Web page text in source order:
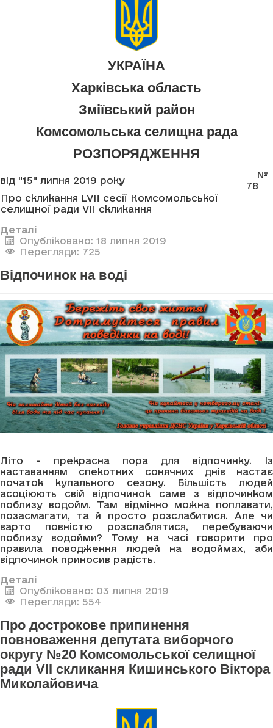
УКРАЇНА
Харківська область
Зміївський район
Комсомольська селищна рада
РОЗПОРЯДЖЕННЯ
від "15" липня 2019 року
№
78
Про скликання LVII сесії Комсомольської
селищної ради VII скликання
Деталі
Опубліковано: 18 липня 2019
Перегляди: 725
Відпочинок на воді
Літо - прекрасна пора для відпочинку. Із
наставанням спекотних сонячних днів настає
початок купального сезону. Більшість людей
асоціюють свій відпочинок саме з відпочинком
поблизу водойм. Там відмінно можна поплавати,
позасмагати, та й просто розслабитися. Але чи
варто повністю розслаблятися, перебуваючи
поблизу водойми? Тому на часі говорити про
правила поводження людей на водоймах, аби
відпочинок приносив радість.
Деталі
Опубліковано: 03 липня 2019
Перегляди: 554
Про дострокове припинення
повноваження депутата виборчого
округу №20 Комсомольської селищної
ради VII скликання Кишинського Віктора
Миколайовича